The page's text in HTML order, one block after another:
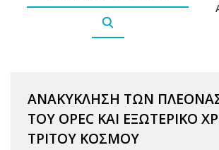
ΑΝΑΚΥΚΛΗΣΗ ΤΩΝ
ΤΟΥ OPEC ΚΑΙ ΕΞΩΤΕΡΙΚΟ
ΤΡΙΤΟΥ ΚΟΣΜΟΥ